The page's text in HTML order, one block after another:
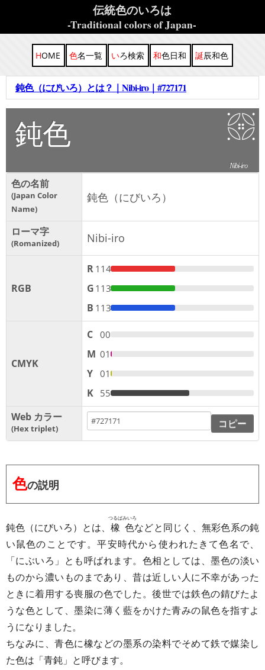
伝統色のいろは
-Traditional colors of Japan-
HOME 色名一覧 いろ検索 和色日和 誕辰和色
鈍色（にびいろ）とは？｜Nibi-iro｜#727171
鈍色
Nibi-iro
色の名前
Japan Color
Name
鈍色（にびいろ）
ローマ字
Romanized Nibi-iro
RGB
R 114
G 113
B 113
CMYK
C 00
M 01
Y 01
K 55
Web カラー
Hex triplet コピー
色の説明
鈍色（にびいろ）とは、 橡色
つるばみいろ
などと同じく、無彩色系の鈍
い鼠色のことです。平安時代から使われたきて色名で、
「にぶいろ」とも呼ばれます。色相としては、墨色の淡い
ものから濃いものまであり、昔は近しい人に不幸があった
ときに着用する喪服の色でした。後世では鉄色の錆びたよ
うな色として、墨染に薄く藍をかけた青みの鼠色を指すよ
うになりました。
ちなみに、青色に橡などの墨系の染料でそめて鉄で媒染し
た色は「青鈍」と呼びます。